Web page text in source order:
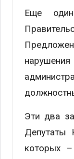
Еще один
Эти два
Депутаты
которых